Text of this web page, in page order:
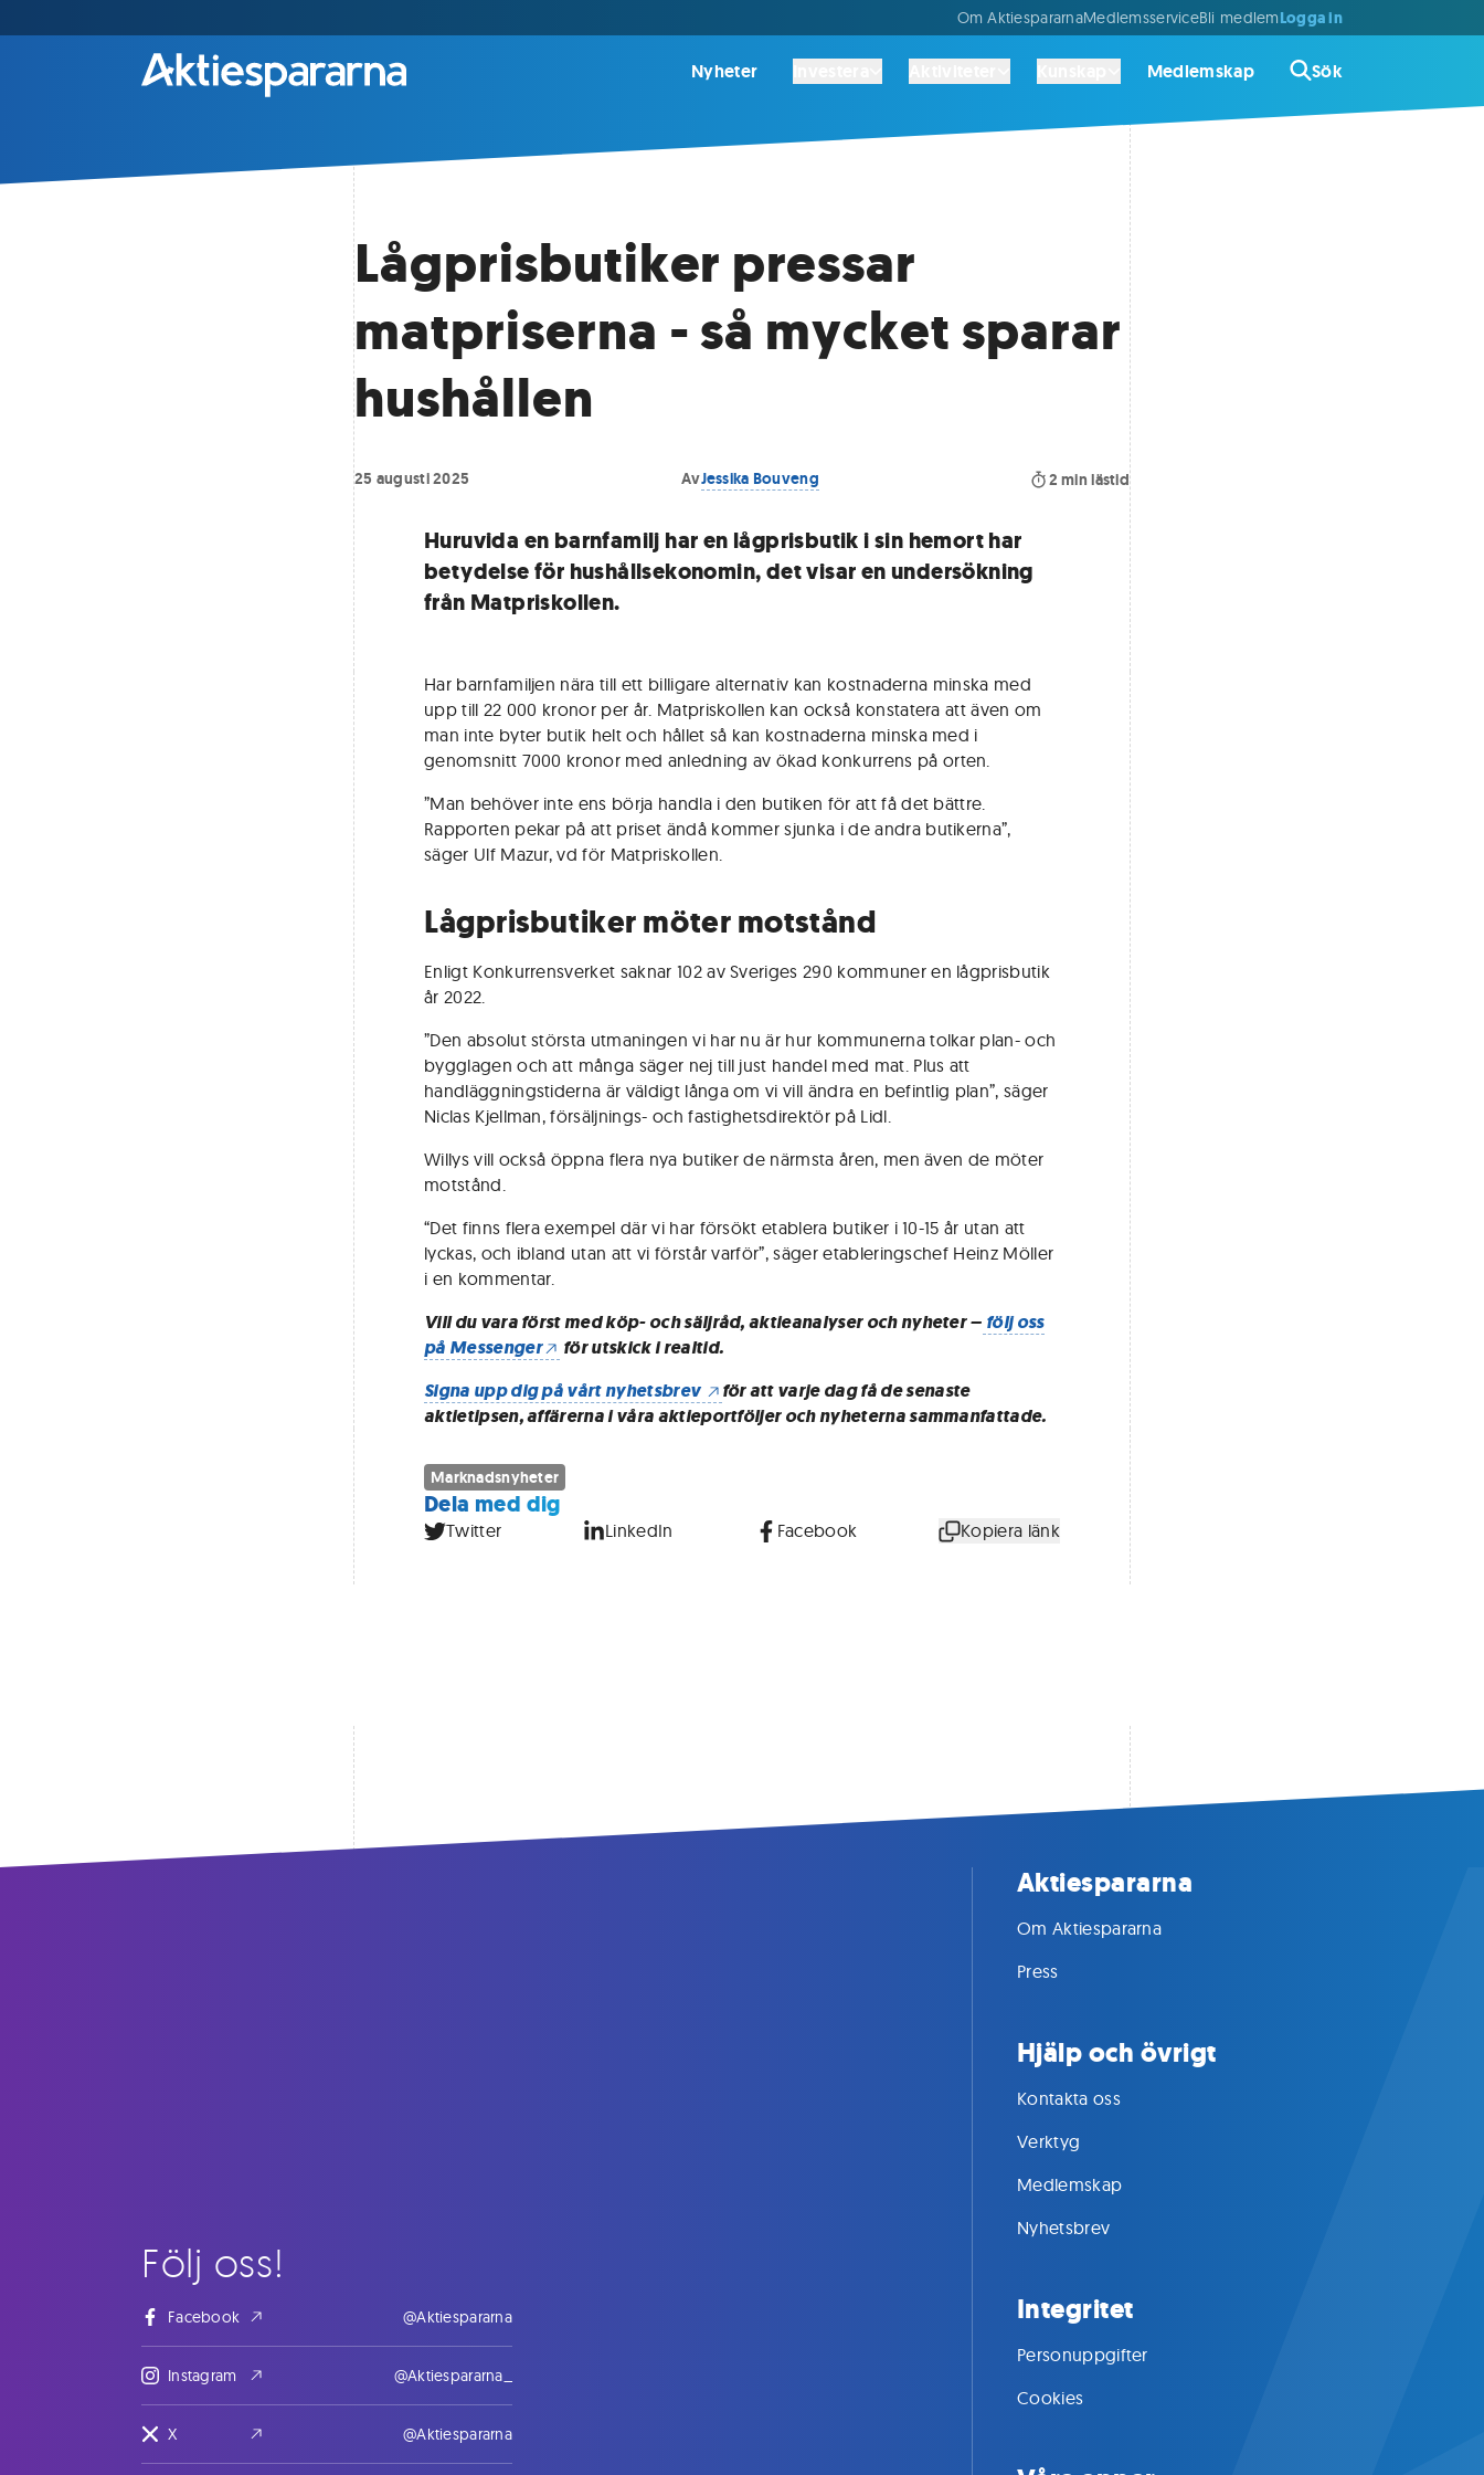
Om AktiespararnaMedlemsserviceBli medlemLogga in
Nyheter Medlemskap Sök
Lågprisbutiker pressar
matpriserna - så mycket sparar
hushållen
25 augusti 2025 AvJessika Bouveng 2 min lästid
Huruvida en barnfamilj har en lågprisbutik i sin hemort har
betydelse för hushållsekonomin, det visar en undersökning
från Matpriskollen.
Har barnfamiljen nära till ett billigare alternativ kan kostnaderna minska med
upp till 22 000 kronor per år. Matpriskollen kan också konstatera att även om
man inte byter butik helt och hållet så kan kostnaderna minska med i
genomsnitt 7000 kronor med anledning av ökad konkurrens på orten.
”Man behöver inte ens börja handla i den butiken för att få det bättre.
Rapporten pekar på att priset ändå kommer sjunka i de andra butikerna”,
säger Ulf Mazur, vd för Matpriskollen.
Lågprisbutiker möter motstånd
Enligt Konkurrensverket saknar 102 av Sveriges 290 kommuner en lågprisbutik
år 2022.
”Den absolut största utmaningen vi har nu är hur kommunerna tolkar plan- och
bygglagen och att många säger nej till just handel med mat. Plus att
handläggningstiderna är väldigt långa om vi vill ändra en befintlig plan”, säger
Niclas Kjellman, försäljnings- och fastighetsdirektör på Lidl.
Willys vill också öppna flera nya butiker de närmsta åren, men även de möter
motstånd.
“Det finns flera exempel där vi har försökt etablera butiker i 10-15 år utan att
lyckas, och ibland utan att vi förstår varför”, säger etableringschef Heinz Möller
i en kommentar.
Vill du vara först med köp- och säljråd, aktieanalyser och nyheter – följ oss
på Messenger
för utskick i realtid.
Signa upp dig på vårt nyhetsbrev
för att varje dag få de senaste
aktietipsen, affärerna i våra aktieportföljer och nyheterna sammanfattade.
Marknadsnyheter
Dela med dig
Twitter LinkedIn Facebook Kopiera länk
Följ oss!
Facebook @Aktiespararna
Instagram @Aktiespararna_
X @Aktiespararna
Aktiespararna
Om Aktiespararna
Press
Hjälp och övrigt
Kontakta oss
Verktyg
Medlemskap
Nyhetsbrev
Integritet
Personuppgifter
Cookies